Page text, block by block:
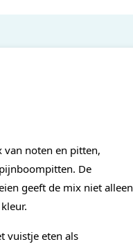
van noten en pitten,
De
geeft de mix niet alleen
vuistje eten als